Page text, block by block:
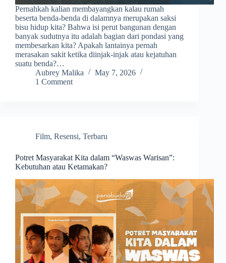
Pernahkah kalian membayangkan kalau rumah
beserta benda-benda di dalamnya merupakan saksi
bisu hidup kita? Bahwa isi perut bangunan dengan
banyak sudutnya itu adalah bagian dari pondasi yang
membesarkan kita? Apakah lantainya pernah
merasakan sakit ketika diinjak-injak atau kejatuhan
suatu benda?…
Aubrey Malika
May 7, 2026
1 Comment
Film, Resensi, Terbaru
Potret Masyarakat Kita dalam “Waswas Warisan”:
Kebutuhan atau Ketamakan?